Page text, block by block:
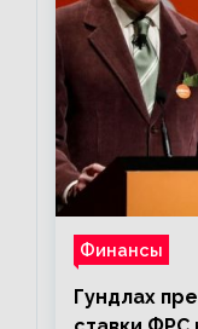
Финансы
Гундлах